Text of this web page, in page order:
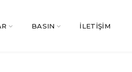
BASIN İLETİŞİM